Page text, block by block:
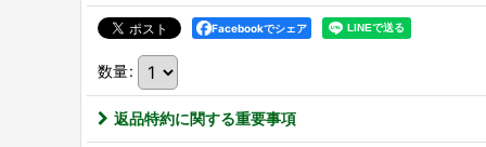
Facebookでシェア
数量:
返品特約に関する重要事項